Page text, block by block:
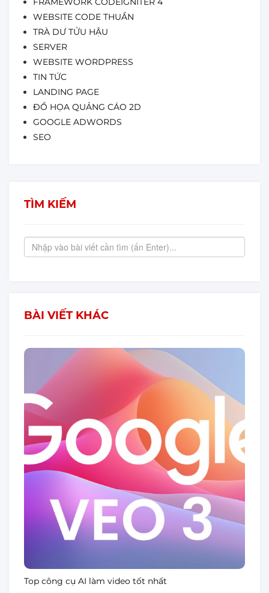
WEBSITE CODE THUẦN
TRÀ DƯ TỬU HẬU
SERVER
WEBSITE WORDPRESS
TIN TỨC
LANDING PAGE
ĐỒ HỌA QUẢNG CÁO 2D
GOOGLE ADWORDS
SEO
TÌM KIẾM
BÀI VIẾT KHÁC
Top công cụ AI làm video tốt nhất